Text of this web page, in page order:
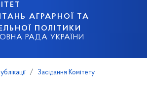
АГРАРНОЇ ТА
ПОЛІТИКИ
РАДА УКРАЇНИ
Засідання Комітету